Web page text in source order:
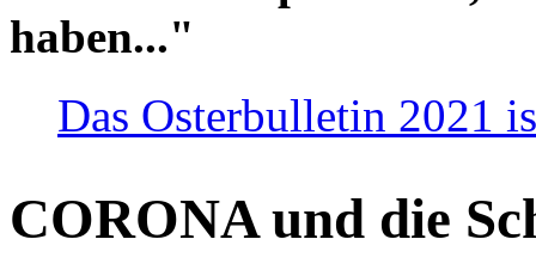
haben..."
Das Osterbulletin 2021
CORONA und die